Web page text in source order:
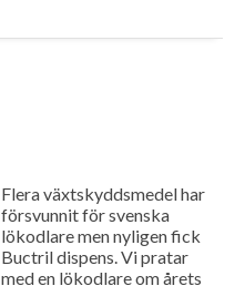
Flera växtskyddsmedel har
försvunnit för svenska
lökodlare men nyligen fick
Buctril dispens. Vi pratar
med en lökodlare om årets